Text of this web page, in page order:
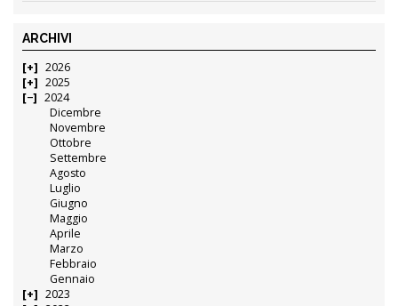
ARCHIVI
2026
2025
2024
Dicembre
Novembre
Ottobre
Settembre
Agosto
Luglio
Giugno
Maggio
Aprile
Marzo
Febbraio
Gennaio
2023